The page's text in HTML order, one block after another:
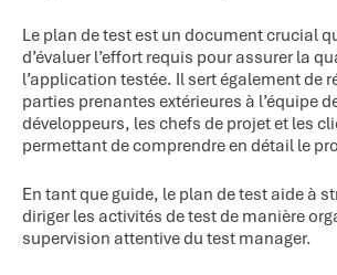
Le plan de test est un document crucial
d’évaluer l’effort requis pour assurer la
l’application testée. Il sert également de
parties prenantes extérieures à l’équipe
développeurs, les chefs de projet et les
permettant de comprendre en détail le
En tant que guide, le plan de test aide à
diriger les activités de test de manière
supervision attentive du test manager.